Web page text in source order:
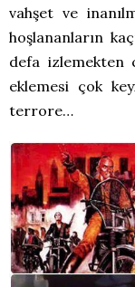
vahşet ve
hoşlananların
defa izlemekten
eklemesi çok
terrore…